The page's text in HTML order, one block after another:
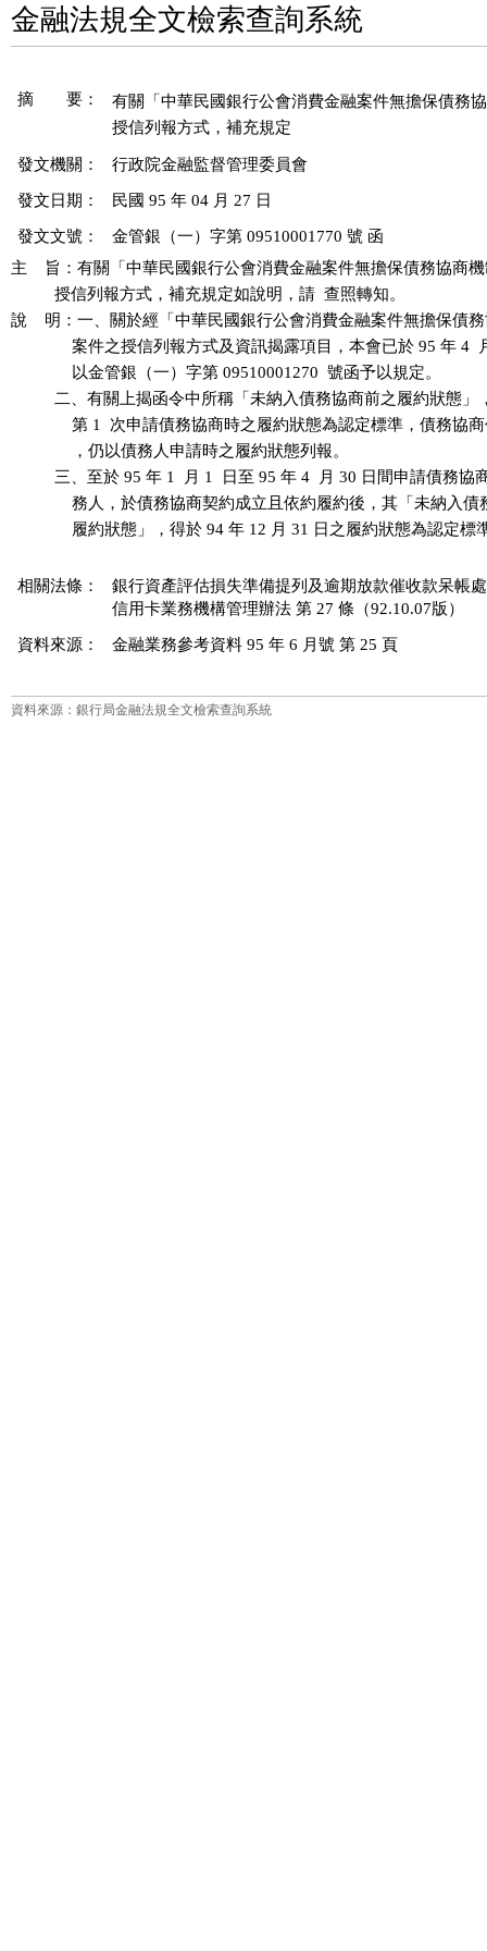
金融法規全文檢索查詢系統
摘 要：
有關「中華民國銀行公會消費金融案件無擔保債務
授信列報方式，補充規定
發文機關： 行政院金融監督管理委員會
發文日期： 民國 95 年 04 月 27 日
發文文號：
金管銀（一）字第 09510001770 號 函
主    旨：有關「中華民國銀行公會消費金融案件無擔保債務協商
          授信列報方式，補充規定如說明，請  查照轉知。
說    明：一、關於經「中華民國銀行公會消費金融案件無擔保債
案件之授信列報方式及資訊揭露項目，本會已於 95 年 4
              以金管銀（一）字第 09510001270  號函予以規定。
二、有關上揭函令中所稱「未納入債務協商前之履約狀態
第 1  次申請債務協商時之履約狀態為認定標準，債務協
              ，仍以債務人申請時之履約狀態列報。
三、至於 95 年 1  月 1  日至 95 年 4  月 30 日間申請債務協
務人，於債務協商契約成立且依約履約後，其「未納入
履約狀態」，得於 94 年 12 月 31 日之履約狀態為認定標
相關法條：
銀行資產評估損失準備提列及逾期放款催收款呆帳
信用卡業務機構管理辦法 第 27 條（92.10.07版）
資料來源： 金融業務參考資料 95 年 6 月號 第 25 頁
資料來源：銀行局金融法規全文檢索查詢系統